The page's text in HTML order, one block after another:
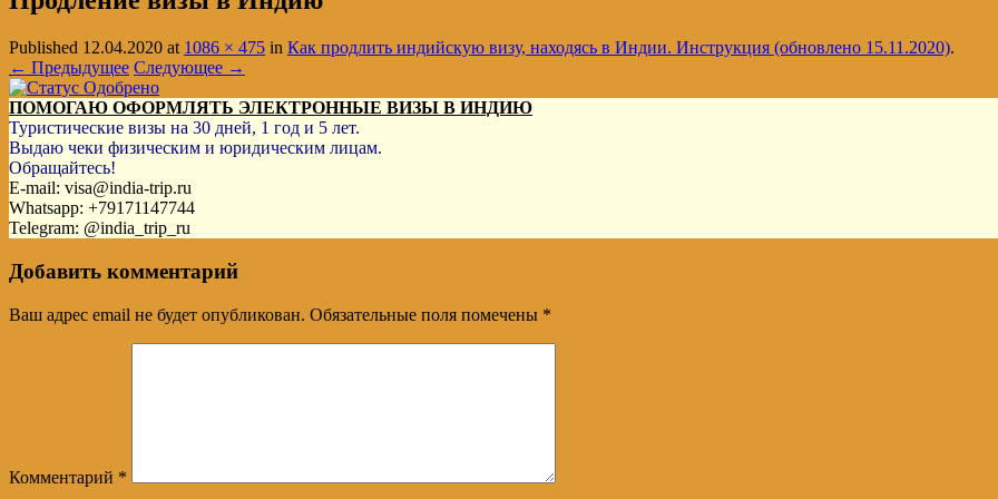
Published 12.04.2020 at 1086 × 475 in Как продлить индийскую визу, находясь в Индии. Инструкция (обновлено 15.11.2020).
← Предыдущее Следующее →
ПОМОГАЮ ОФОРМЛЯТЬ ЭЛЕКТРОННЫЕ ВИЗЫ В ИНДИЮ
Туристические визы на 30 дней, 1 год и 5 лет.
Выдаю чеки физическим и юридическим лицам.
Обращайтесь!
E-mail: visa@india-trip.ru
Whatsapp: +79171147744
Telegram: @india_trip_ru
Добавить комментарий
Ваш адрес email не будет опубликован. Обязательные поля помечены *
Комментарий *